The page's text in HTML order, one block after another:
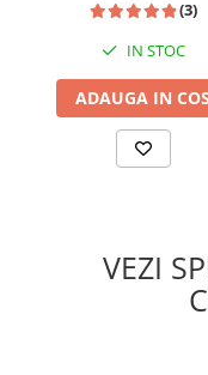
(3)
IN STOC
ADAUGA IN COS
VEZI